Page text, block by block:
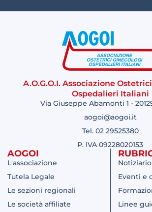
A.O.G.O.I. Associazione
Ospedalieri Italiani
Via Giuseppe Abamonti 1 -
aogoi@aogoi.it
Tel. 02 29525380
P. IVA 09228020153
AOGOI
L'associazione
Tutela Legale
Le sezioni regionali
Le società affiliate
Eventi e
Linee